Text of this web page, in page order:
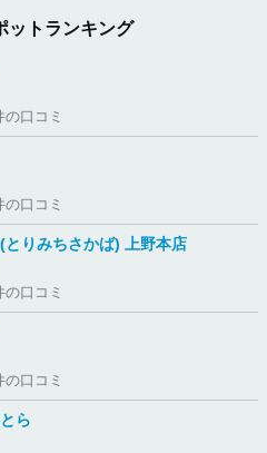
ットランキング
の口コミ
の口コミ
りみちさかば) 上野本店
の口コミ
の口コミ
ら